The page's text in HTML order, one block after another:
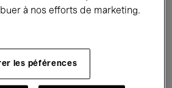
à nos efforts de marketing.
les péférences